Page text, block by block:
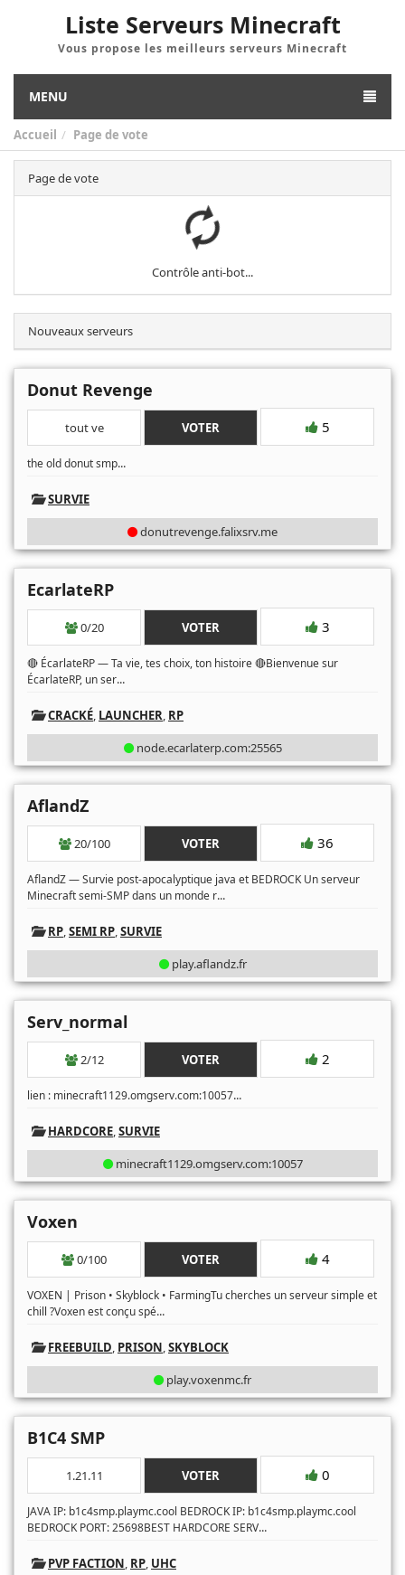
Liste Serveurs Minecraft
Vous propose les meilleurs serveurs Minecraft
MENU
Accueil Page de vote
Page de vote
Contrôle anti-bot...
Nouveaux serveurs
Donut Revenge
tout ve VOTER 5
the old donut smp...
SURVIE
donutrevenge.falixsrv.me
EcarlateRP
0/20 VOTER 3
🔴 ÉcarlateRP — Ta vie, tes choix, ton histoire 🔴Bienvenue sur
ÉcarlateRP, un ser...
CRACKÉ, LAUNCHER, RP
node.ecarlaterp.com:25565
AflandZ
20/100 VOTER 36
AflandZ — Survie post-apocalyptique java et BEDROCK Un serveur
Minecraft semi-SMP dans un monde r...
RP,SEMI RP,SURVIE
play.aflandz.fr
Serv_normal
2/12 VOTER 2
lien : minecraft1129.omgserv.com:10057...
HARDCORE,SURVIE
minecraft1129.omgserv.com:10057
Voxen
0/100 VOTER 4
VOXEN | Prison • Skyblock • FarmingTu cherches un serveur simple et
chill ?Voxen est conçu spé...
FREEBUILD, PRISON,SKYBLOCK
play.voxenmc.fr
B1C4 SMP
1.21.11 VOTER 0
JAVA IP: b1c4smp.playmc.cool BEDROCK IP: b1c4smp.playmc.cool
BEDROCK PORT: 25698BEST HARDCORE SERV...
PVP FACTION, RP, UHC